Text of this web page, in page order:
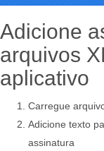
Adicione
arquivos
aplicativo
Carregue
Adicione texto
assinatura